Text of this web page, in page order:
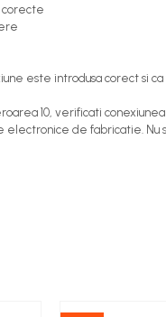
corecte
este introdusa corect si
10, verificati
de fabricatie. Nu